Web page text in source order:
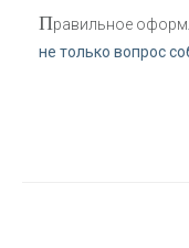
Правильное
не только вопрос